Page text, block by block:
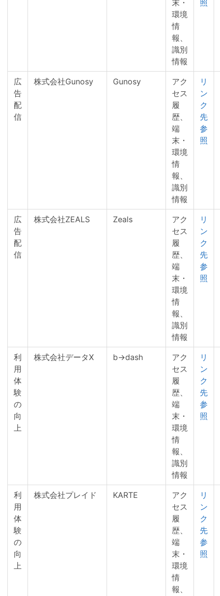
末・
環境
情
報、
識別
情報
照
広
告
配
信
株式会社Gunosy Gunosy
アク
セス
履
歴、
端
末・
環境
情
報、
識別
情報
リ
ン
ク
先
参
照
広
告
配
信
株式会社ZEALS Zeals
アク
セス
履
歴、
端
末・
環境
情
報、
識別
情報
リ
ン
ク
先
参
照
利
用
体
験
の
向
上
株式会社データX b→dash
アク
セス
履
歴、
端
末・
環境
情
報、
識別
情報
リ
ン
ク
先
参
照
利
用
体
験
の
向
上
株式会社プレイド KARTE
アク
セス
履
歴、
端
末・
環境
情
報、
リ
ン
ク
先
参
照